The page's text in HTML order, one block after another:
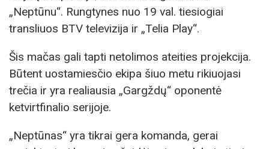
„Neptūnu“. Rungtynes nuo 19 val. tiesiogiai
transliuos BTV televizija ir „Telia Play“.
Šis mačas gali tapti netolimos ateities projekcija.
Būtent uostamiesčio ekipa šiuo metu rikiuojasi
trečia ir yra realiausia „Gargždų“ oponentė
ketvirtfinalio serijoje.
„Neptūnas“ yra tikrai gera komanda, gerai